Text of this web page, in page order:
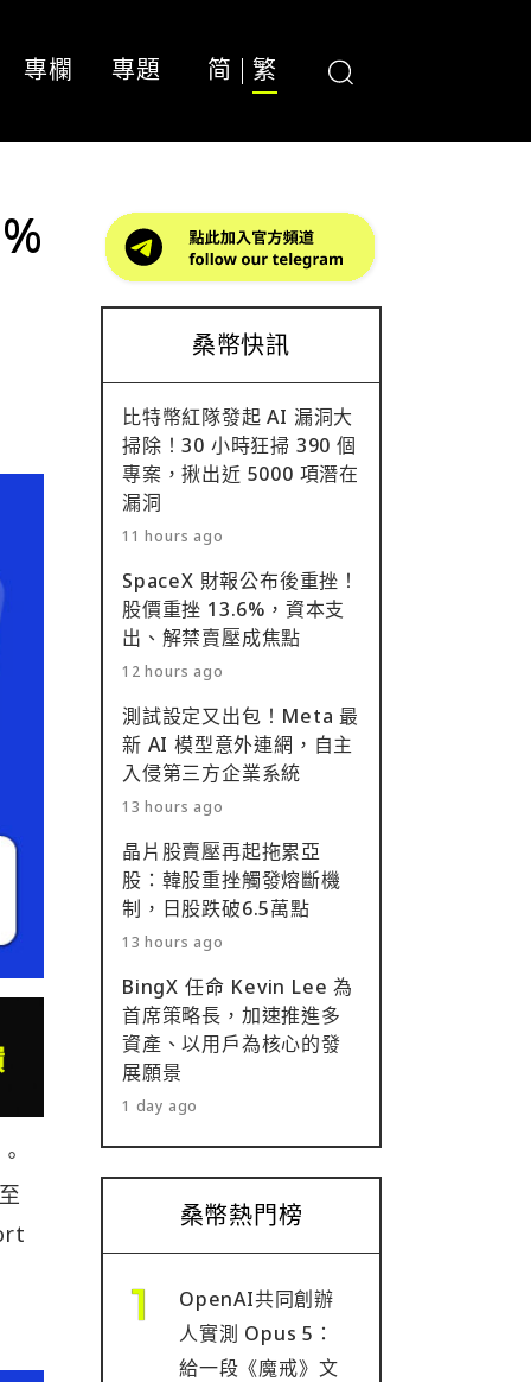
專欄 專題 简 繁
桑幣快訊
比特幣紅隊發起 AI 漏洞大
掃除！30 小時狂掃 390 個
專案，揪出近 5000 項潛在
漏洞
11 hours ago
SpaceX 財報公布後重挫！
股價重挫 13.6%，資本支
出、解禁賣壓成焦點
12 hours ago
測試設定又出包！Meta 最
新 AI 模型意外連網，自主
入侵第三方企業系統
13 hours ago
晶片股賣壓再起拖累亞
股：韓股重挫觸發熔斷機
制，日股跌破6.5萬點
13 hours ago
BingX 任命 Kevin Lee 為
首席策略長，加速推進多
資產、以用戶為核心的發
展願景
1 day ago
桑幣熱門榜
OpenAI共同創辦
人實測 Opus 5：
給一段《魔戒》文